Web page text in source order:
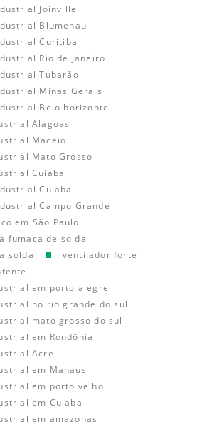
Joinville
Blumenau
Curitiba
Rio de Janeiro
Tubarão
Minas Gerais
Belo horizonte
Alagoas
Maceio
Mato Grosso
Cuiaba
Cuiaba
Campo Grande
em São Paulo
fumaca de solda
solda
ventilador forte
em porto alegre
no rio grande do sul
mato grosso do sul
em Rondônia
Acre
em Manaus
em porto velho
em Cuiaba
em amazonas